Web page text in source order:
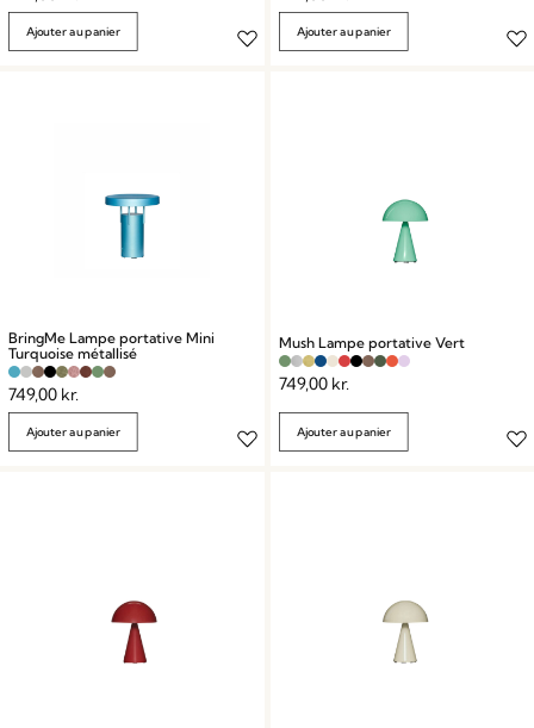
Ajouter au panier Ajouter au panier
BringMe Lampe portative Mini
Turquoise métallisé
749,00 kr.
Ajouter au panier
Mush Lampe portative Vert
749,00 kr.
Ajouter au panier